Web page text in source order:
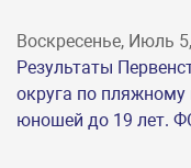
Воскресенье, Июль
Результаты
округа по пляжному
юношей до 19 лет.